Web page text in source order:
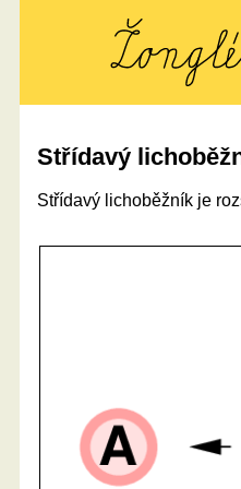
Střídavý
Střídavý lichoběžník je